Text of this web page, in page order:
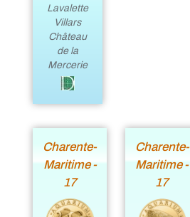
Lavalette
Villars
Château
de la
Mercerie
Charente-
Maritime -
17
Charente-
Maritime -
17